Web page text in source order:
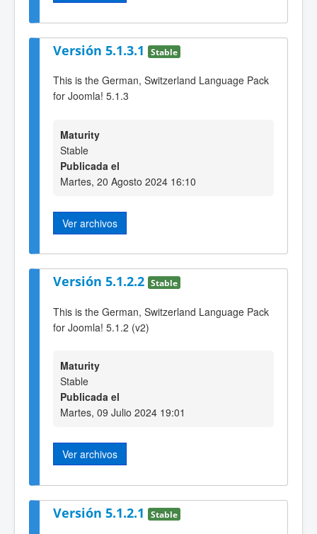
Versión 5.1.3.1 Stable
This is the German, Switzerland Language Pack
for Joomla! 5.1.3
Maturity
Stable
Publicada el
Martes, 20 Agosto 2024 16:10
Ver archivos
Versión 5.1.2.2 Stable
This is the German, Switzerland Language Pack
for Joomla! 5.1.2 (v2)
Maturity
Stable
Publicada el
Martes, 09 Julio 2024 19:01
Ver archivos
Versión 5.1.2.1 Stable